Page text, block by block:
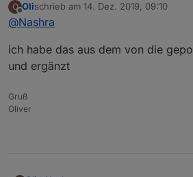
sollte die Zeile 15 nicht so
Ich habe kein "DESKTOP-
O
Offline
Olischrieb am 14. Dez. 2019, 09:10
zuletzt editiert von
@Nashra
ich habe das aus dem von die
und ergänzt
Gruß
Oliver